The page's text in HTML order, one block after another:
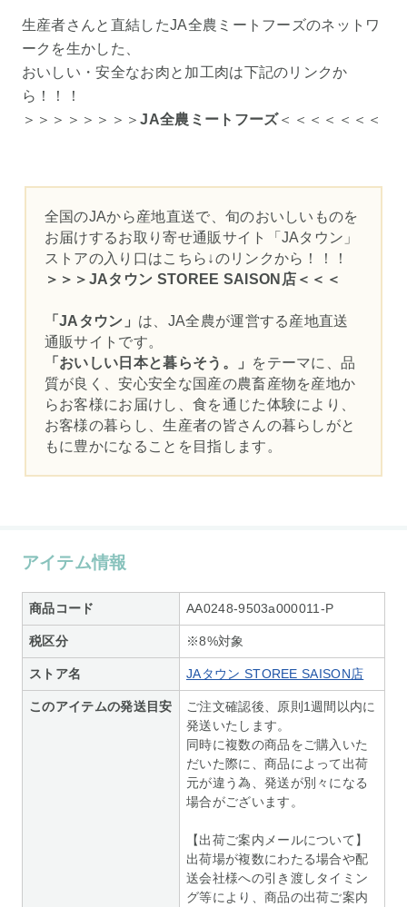
生産者さんと直結したJA全農ミートフーズのネットワ
ークを生かした、
おいしい・安全なお肉と加工肉は下記のリンクか
ら！！！
＞＞＞＞＞＞＞＞JA全農ミートフーズ＜＜＜＜＜＜＜
全国のJAから産地直送で、旬のおいしいものを
お届けするお取り寄せ通販サイト「JAタウン」
ストアの入り口はこちら↓のリンクから！！！
＞＞＞ JAタウン STOREE SAISON店 ＜＜＜
「JAタウン」 は、JA全農が運営する産地直送
通販サイトです。
「おいしい日本と暮らそう。」
をテーマに、品
質が良く、安心安全な国産の農畜産物を産地か
らお客様にお届けし、食を通じた体験により、
お客様の暮らし、生産者の皆さんの暮らしがと
もに豊かになることを目指します。
アイテム情報
商品コード AA0248-9503a000011-P
税区分 ※8%対象
ストア名 JAタウン STOREE SAISON店
このアイテムの発送目安
ご注文確認後、原則1週間以内に
発送いたします。
同時に複数の商品をご購入いた
だいた際に、商品によって出荷
元が違う為、発送が別々になる
場合がございます。
【出荷ご案内メールについて】
出荷場が複数にわたる場合や配
送会社様への引き渡しタイミン
グ等により、商品の出荷ご案内